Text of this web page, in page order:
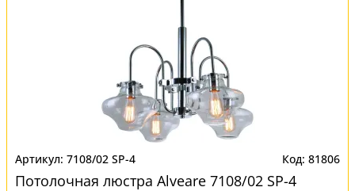
7108/02 SP-4 81806
Потолочная люстра Alveare 7108/02 SP-4